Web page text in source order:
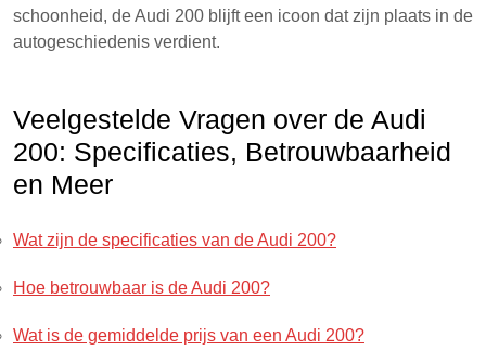
schoonheid, de Audi 200 blijft een icoon dat zijn plaats in de
autogeschiedenis verdient.
Veelgestelde Vragen over de Audi
200: Specificaties, Betrouwbaarheid
en Meer
Wat zijn de specificaties van de Audi 200?
Hoe betrouwbaar is de Audi 200?
Wat is de gemiddelde prijs van een Audi 200?